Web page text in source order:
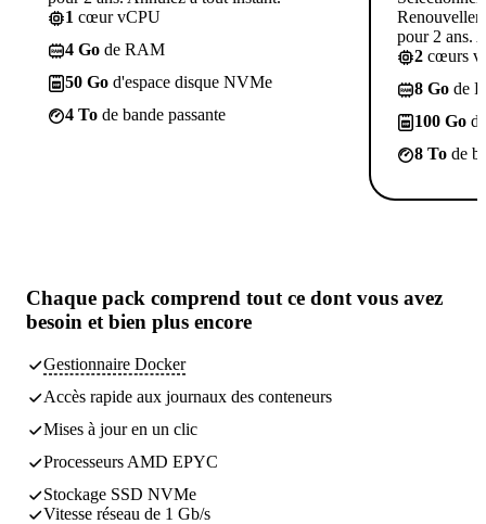
1 cœur vCPU
4 Go de RAM
50 Go d'espace disque NVMe
4 To de bande passante
pour 2 ans.
2 cœurs
8 Go de
100 Go
8 To de
Chaque pack comprend tout ce dont vous avez
besoin et bien plus encore
Gestionnaire Docker
Accès rapide aux journaux des conteneurs
Mises à jour en un clic
Processeurs AMD EPYC
Stockage SSD NVMe
Vitesse réseau de 1 Gb/s